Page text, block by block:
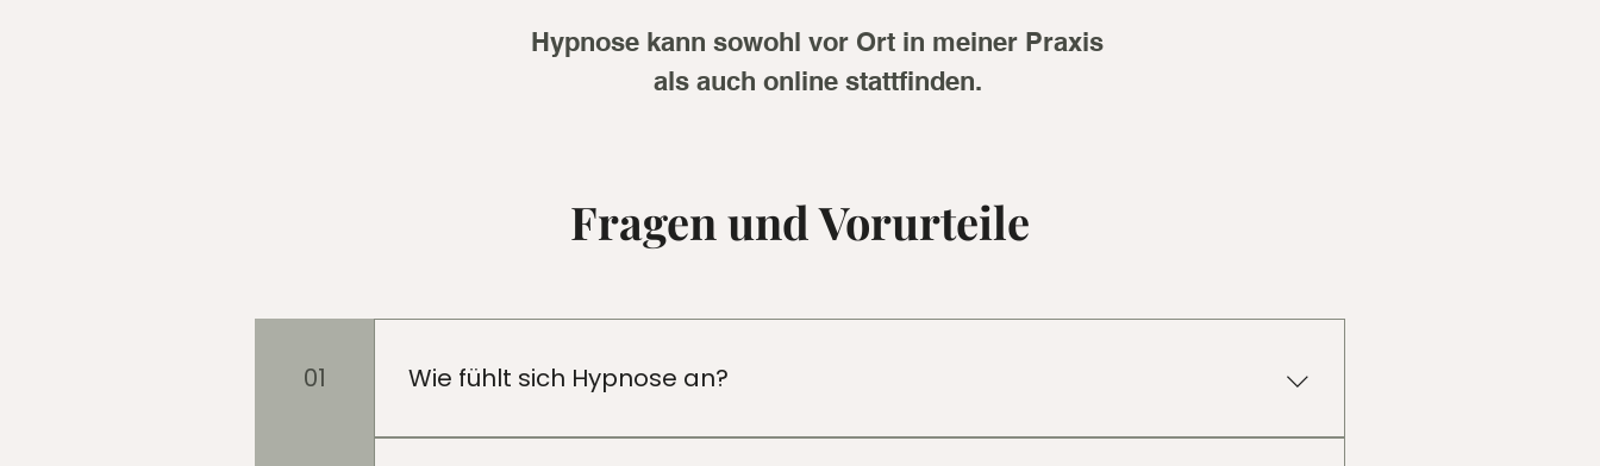
Hypnose kann sowohl vor Ort in meiner Praxis
als auch online stattfinden.
Fragen und Vorurteile
01 Wie fühlt sich Hypnose an?
Die meisten Menschen beschreiben Hypnose als einen angenehmen, entspannten Zustand -